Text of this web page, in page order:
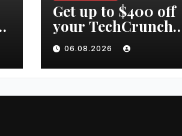
Get up to $400 off
your TechCrunch
Disrupt 2026 pass
until Friday |
VseTime.ru
06.08.2026